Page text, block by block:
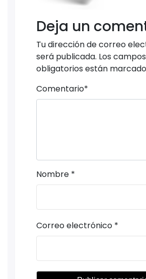
Deja un
Tu dirección de correo
será publicada. Los campos
obligatorios están
Comentario*
Nombre *
Correo electrónico *